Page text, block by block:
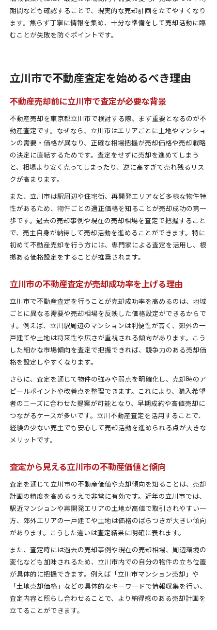
期間なども確認することで、現実的な売却計画を立てやすくなり
ます。焦らず丁寧に情報を集め、十分な準備をして売却活動に臨
むことが失敗を防ぐポイントです。
立川市で不動産査定を始めるべき理由
不動産売却前に立川市で査定が必要な背景
不動産売却を東京都立川市で検討する際、まず重要となるのが不
動産査定です。なぜなら、立川市はエリアごとに土地やマンショ
ンの需要・価格が異なり、正確な相場把握が売却価格や売却戦略
の決定に直結するためです。査定をせずに売却を進めてしまう
と、相場より安く売ってしまったり、逆に高すぎて売れ残るリス
クが高まります。
また、立川市は駅周辺や住宅街、再開発エリアなど多様な物件特
性があるため、物件ごとの適正価格を知ることが売却成功の第一
歩です。過去の売却事例や現在の売却相場を査定で把握すること
で、売主自身が納得して売却活動を進めることができます。特に
初めて不動産売却を行う方には、専門家による査定を活用し、根
拠ある価格設定をすることが推奨されます。
立川市の不動産査定が売却成功率を上げる理由
立川市で不動産査定を行うことが売却成功率を高めるのは、地域
ごとに異なる需要や売却相場を反映した価格設定ができるからで
す。例えば、立川駅周辺のマンションは利便性が高く、郊外の一
戸建てや土地は将来性や広さが重視される傾向があります。こう
した細かな市場傾向を査定で把握できれば、競争力のある売却価
格を設定しやすくなります。
さらに、査定を通じて物件の強みや弱点を明確化し、売却時のア
ピールポイントや改善点を整理できます。これにより、購入希望
者のニーズに合わせた提案が可能となり、早期成約や高値売却に
つながるケースが多いです。立川不動産査定を活用することで、
経験の少ない売主でも安心して売却活動を進められる点が大きな
メリットです。
査定から見える立川市の不動産価値と傾向
査定を通じて立川市の不動産価値や売却傾向を知ることは、売却
計画の精度を高めるうえで非常に有効です。近年の立川市では、
駅近マンションや再開発エリアの土地が高値で取引されやすい一
方、郊外エリアの一戸建てや土地は価格のばらつきが大きい傾向
があります。こうした違いは査定結果に明確に表れます。
また、査定時には過去の売却事例や現在の売却相場、周辺環境の
変化なども加味されるため、立川市内での自分の物件の立ち位置
が具体的に把握できます。例えば「立川市マンション売却」や
「土地売却価格」などの具体的なキーワードで情報収集を行い、
査定内容と照らし合わせることで、より納得感のある売却計画を
立てることができます。